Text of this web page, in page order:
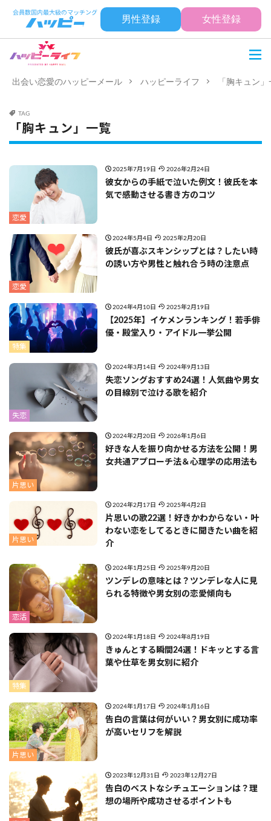
男性登録 女性登録
出会い恋愛のハッピーメール ハッピーライフ 「胸キュン
TAG
「胸キュン」一覧
恋愛
2025年7月19日 2026年2月24日
彼女からの手紙で泣いた例文！彼氏を本
気で感動させる書き方のコツ
恋愛
2024年5月4日 2025年2月20日
彼氏が喜ぶスキンシップとは？したい時
の誘い方や男性と触れ合う時の注意点
特集
2024年4月10日 2025年2月19日
【2025年】イケメンランキング！若手俳
優・殿堂入り・アイドル一挙公開
失恋
2024年3月14日 2024年9月13日
失恋ソングおすすめ24選！人気曲や男女
の目線別で泣ける歌を紹介
片思い
2024年2月20日 2026年1月6日
好きな人を振り向かせる方法を公開！男
女共通アプローチ法＆心理学の応用法も
片思い
2024年2月17日 2025年4月2日
片思いの歌22選！好きかわからない・叶
わない恋をしてるときに聞きたい曲を紹
介
恋活
2024年1月25日 2025年9月20日
ツンデレの意味とは？ツンデレな人に見
られる特徴や男女別の恋愛傾向も
特集
2024年1月18日 2024年8月19日
きゅんとする瞬間24選！ドキッとする言
葉や仕草を男女別に紹介
片思い
2024年1月17日 2024年1月16日
告白の言葉は何がいい？男女別に成功率
が高いセリフを解説
2023年12月31日 2023年12月27日
告白のベストなシチュエーションは？理
想の場所や成功させるポイントも